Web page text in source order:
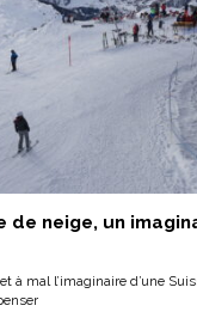
de neige, un
à mal l’imaginaire d’une